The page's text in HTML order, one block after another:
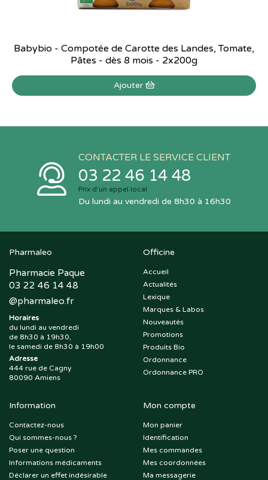
Babybio - Compotée de Carotte des Landes, Tomate,
Pâtes - dès 8 mois - 2x200g
Ajouter
CONTACTER LE SERVICE CLIENT
03 22 46 14 48
Prix d’un appel local
Du lundi au vendredi de 8h30 à 16h30
Pharmaleo
Pharmacie Paque
03 22 46 14 48
@pharmaleo.fr
Horaires
du lundi au vendredi
de 8h30 à 19h30,
le samedi de 8h30 à 19h00
Adresse
444 rue de Cagny
80090 Amiens
Officine
Accueil
Actualités
Lexique
Marques & Labos
Nouveautés
Promotions
Produits Bio
Ordonnance
Ordonnance PRO
Information
Contactez-nous
Qui sommes-nous ?
Poser une question
Informations médicaments
Déclarer un effet indésirable
Mon compte
Mon panier
Identification
Mes commandes
Mes coordonnées
Ma messagerie